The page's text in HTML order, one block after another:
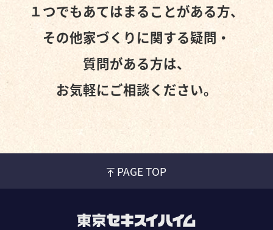
１つでもあてはまることがある方、
その他家づくりに関する疑問・
質問がある方は、
お気軽にご相談ください。
PAGE TOP